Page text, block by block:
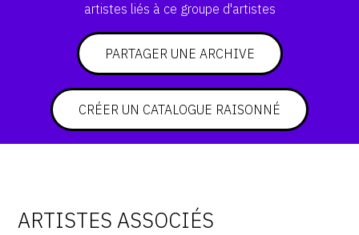
artistes liés à ce groupe d'artistes
PARTAGER UNE ARCHIVE
CRÉER UN CATALOGUE RAISONNÉ
ARTISTES ASSOCIÉS